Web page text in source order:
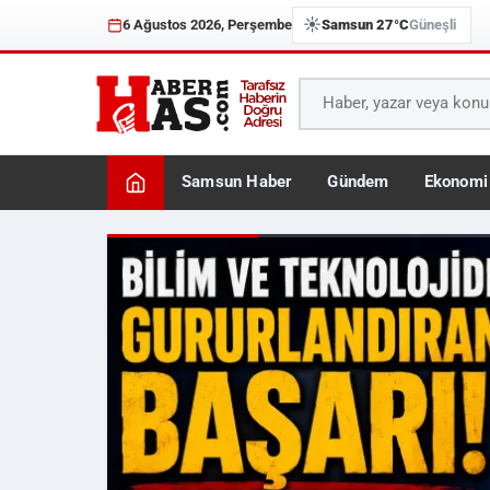
6 Ağustos 2026, Perşembe ☀️Samsun 27°CGüneşli
Samsun Haber Gündem Ekonomi
Haberhas — Samsun